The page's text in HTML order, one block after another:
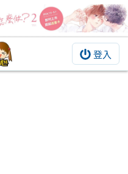
登入